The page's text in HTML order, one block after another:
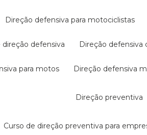
direção defensiva para motociclistas
direção defensiva direção defensiva
para motos direção defensiva
direção preventiva
curso de direção preventiva para